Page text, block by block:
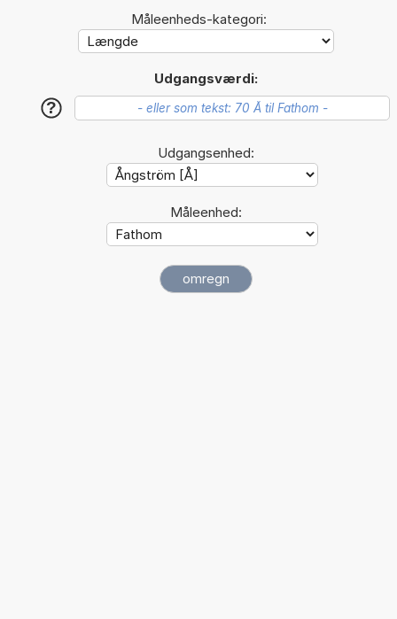
Måleenheds-kategori:
Udgangsværdi:
?
Udgangsenhed:
Måleenhed: